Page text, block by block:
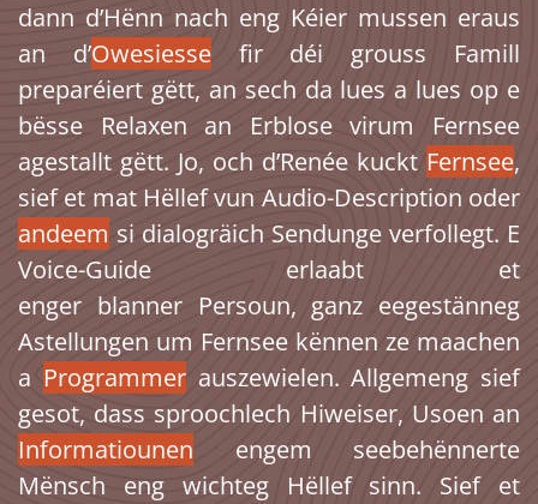
dann d’Hënn nach eng Kéier mussen eraus
an d’Owesiessefir déi grouss Famill
preparéiert gëtt, an sech da lues a lues op e
bësse Relaxen an Erblose virum Fernsee
agestallt gëtt. Jo, och d’Renée kuckt Fernsee,
sief et mat Hëllef vun Audio-Description oder
andeem si dialogräich Sendunge verfollegt. E
Voice-Guide erlaabt et
enger blanner Persoun, ganz eegestänneg
Astellungen um Fernsee kënnen ze maachen
a Programmerauszewielen. Allgemeng sief
gesot, dass sproochlech Hiweiser, Usoen an
Informatiounen engem seebehënnerte
Mënsch eng wichteg Hëllef sinn. Sief et